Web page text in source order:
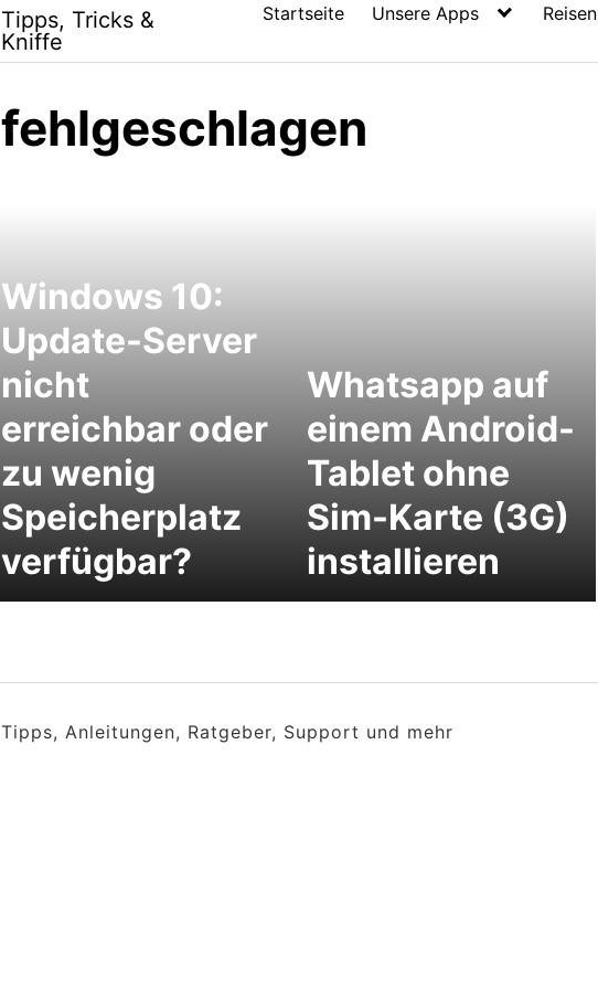
Tipps, Tricks &
Kniffe
Startseite Unsere Apps Reisen
fehlgeschlagen
Windows 10:
Update-Server
nicht
erreichbar oder
zu wenig
Speicherplatz
verfügbar?
Whatsapp auf
einem Android-
Tablet ohne
Sim-Karte (3G)
installieren
Tipps, Anleitungen, Ratgeber, Support und mehr